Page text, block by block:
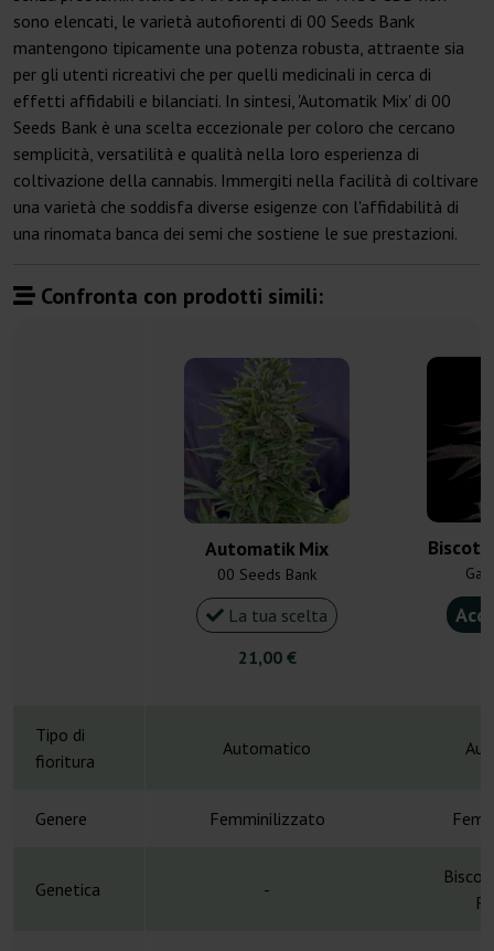
sono elencati, le varietà autofiorenti di 00 Seeds Bank
mantengono tipicamente una potenza robusta, attraente sia
per gli utenti ricreativi che per quelli medicinali in cerca di
effetti affidabili e bilanciati. In sintesi, 'Automatik Mix' di 00
Seeds Bank è una scelta eccezionale per coloro che cercano
semplicità, versatilità e qualità nella loro esperienza di
coltivazione della cannabis. Immergiti nella facilità di coltivare
una varietà che soddisfa diverse esigenze con l'affidabilità di
una rinomata banca dei semi che sostiene le sue prestazioni.
Confronta con prodotti simili:
Automatik Mix
00 Seeds Bank
La tua scelta
21,00 €
Tipo di
fioritura
Automatico
Genere Femminilizzato
Genetica -